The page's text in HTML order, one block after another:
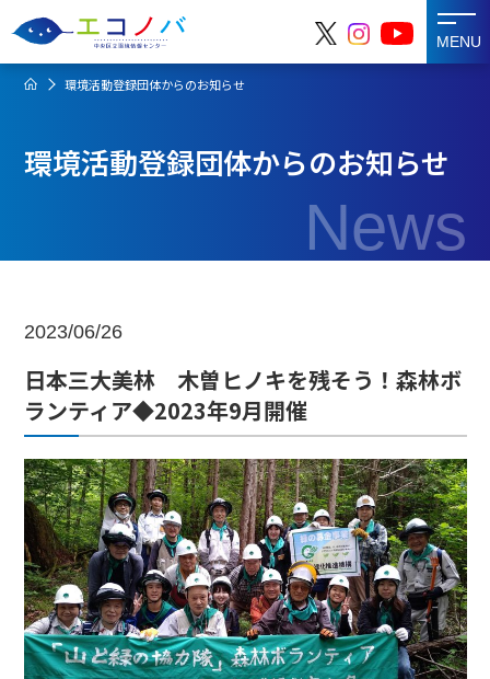
MENU
環境活動登録団体からのお知らせ
環境活動登録団体からのお知らせ
News
2023/06/26
日本三大美林 木曽ヒノキを残そう！森林ボ
ランティア◆2023年9月開催